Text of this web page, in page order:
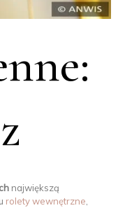
największą
rolety wewnętrzne,